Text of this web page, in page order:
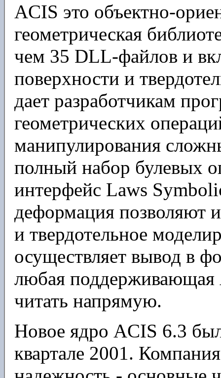
ACIS это объектно-
геометрическая
чем 35 DLL-файлов и
поверхности и
дает разработчикам
геометрических
манипулирования
полный набор булевых
интерфейс Laws
деформация позволяют
и твердотельное
осуществляет вывод в
любая
читать напрямую.
Новое ядро ACIS 6.3
квартале 2001.